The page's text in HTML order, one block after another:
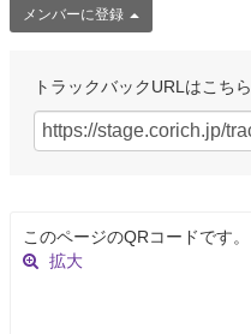
メンバーに登録
トラックバックURLはこちら
このページのQRコードです。
拡大